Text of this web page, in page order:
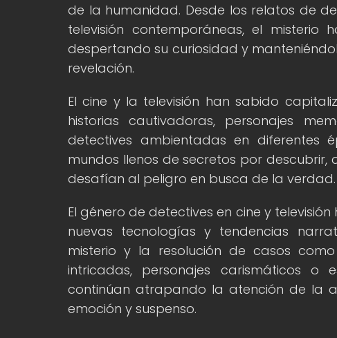
de la humanidad. Desde los relatos de
televisión contemporáneas, el
despertando su curiosidad y
revelación.
El cine y la televisión han sabido
historias cautivadoras, personajes
detectives ambientadas en
mundos llenos de secretos por
desafían al peligro en busca de la verdad.
El género de detectives en cine y
nuevas tecnologías y tendencias
misterio y la resolución de casos
intricadas, personajes carismáticos o
continúan atrapando la atención de la
emoción y suspenso.